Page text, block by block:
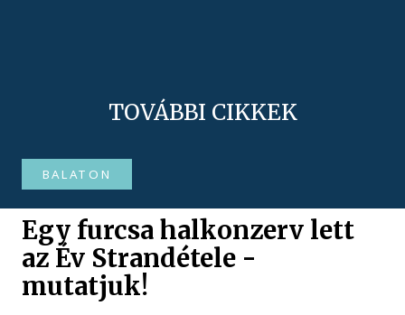
TOVÁBBI CIKKEK
BALATON
Egy furcsa halkonzerv lett
az Év Strandétele -
mutatjuk!